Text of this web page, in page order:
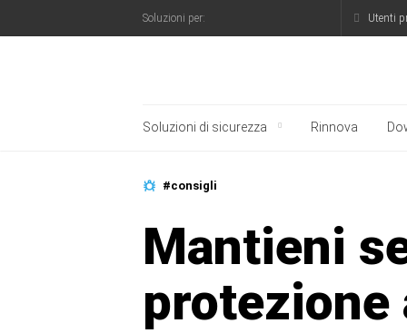
Soluzioni per: Utenti
Soluzioni di sicurezza Rinnova
#consigli
Mantieni